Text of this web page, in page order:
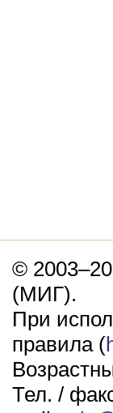
©
(МИГ).
При
правила (
Тел. /